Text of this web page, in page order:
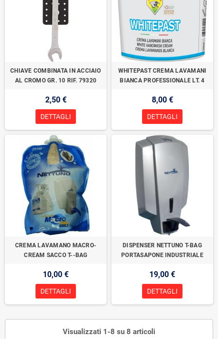
CHIAVE COMBINATA IN ACCIAIO
AL CROMO GR. 10 RIF. 79320
2,50 €
DETTAGLI
WHITEPAST CREMA LAVAMANI
BIANCA PROFESSIONALE LT. 4
8,00 €
DETTAGLI
CREMA LAVAMANO MACRO-
CREAM SACCO T--BAG
10,00 €
DETTAGLI
DISPENSER NETTUNO T-BAG
PORTASAPONE INDUSTRIALE
19,00 €
DETTAGLI
Visualizzati 1-8 su 8 articoli